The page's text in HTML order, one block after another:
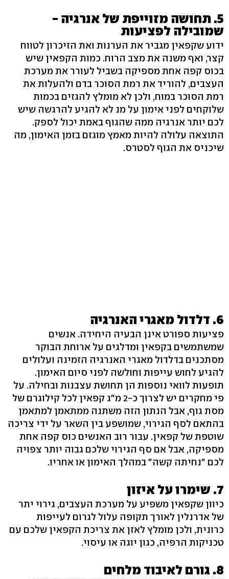
5. תחושה מזוייפת של אנרגיה -
שמובילה לפציעות
ידוע שקפאין מגביר את הערנות ואת הזיכרון לטווח
קצר, ואף משנה את מצב הרוח. כמות הקפאין שיש
בכוס קפה אחת מספיקה בשביל לעורר את מערכת
העצבים, להוריד את רמת הסוכר בדם ולהעלות את
רמת הסוכר במוח, ולכן לא מומלץ להגזים בכמות
שלוקחים לפני אימון על מנ לא להגיע להרגשה שיש
לכם יותר אנרגיה ממה שהגוף באמת יכול לספק.
התוצאה עלולה להיות מאמץ מוגזם בזמן האימון, מה
שיכניס את הגוף לסטרס.
6. דלדול מאגרי האנרגיה
פציעות ספורט אינן הבעיה היחידה. אנשים
שמשתמשים בקפאין ומדלגים על ארוחת הבוקר
מסתכנים בדלדול מאגרי האנרגיה הזמינה ועלולים
להגיע לחוש עייפות וחולשה לפני סיום האימון.
תופעות לוואי נוספות הן תחושת עצבנות ובחילה. על
פי מחקרים יש לצרוך כ-2 מ"ג קפאין לכל קילוגרם של
מסת גוף, אבל הנתון הזה משתנה ממתאמן למתאמן
בהתאם לסף הגירוי, שמושפע בין השאר על ידי צריכה
שוטפת של קפאין. עבור רוב האנשים כוס קפה אחת
מספיקה, אבל אם סף הגירוי שלכם גבוה יותר צפויה
לכם "נחיתה קשה" במהלך האימון או אחריו.
7. שימרו על איזון
כיוון שקפאין משפיע על מערכת העצבים, גירוי יתר
של אדרנלין לאורך תקופה עלול לגרום לעייפות
כרונית, ולכן מומלץ לאזן את צריכת הקפאין שלכם עם
טכניקות הרפיה, כגון יוגה או עיסוי.
8. גורם לאיבוד מלחים